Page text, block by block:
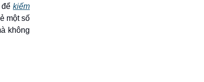
để kiếm
một số
không